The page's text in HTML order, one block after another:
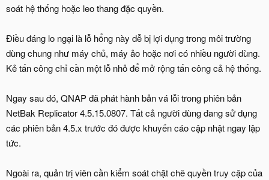
soát hệ thống hoặc leo thang đặc quyền.
Điều đáng lo ngại là lỗ hổng này dễ bị lợi dụng trong môi trường
dùng chung như máy chủ, máy ảo hoặc nơi có nhiều người dùng.
Kẻ tấn công chỉ cần một lỗ nhỏ để mở rộng tấn công cả hệ thống.
Ngay sau đó, QNAP đã phát hành bản vá lỗi trong phiên bản
NetBak Replicator 4.5.15.0807. Tất cả người dùng đang sử dụng
các phiên bản 4.5.x trước đó được khuyến cáo cập nhật ngay lập
tức.
Ngoài ra, quản trị viên cần kiểm soát chặt chẽ quyền truy cập của